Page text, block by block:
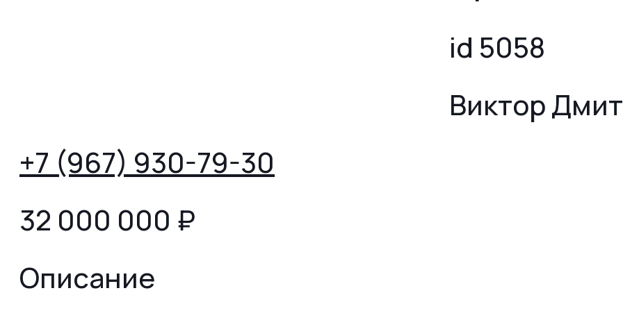
id 5058
Виктор
+7 (967) 930-79-30
32 000 000 ₽
Описание